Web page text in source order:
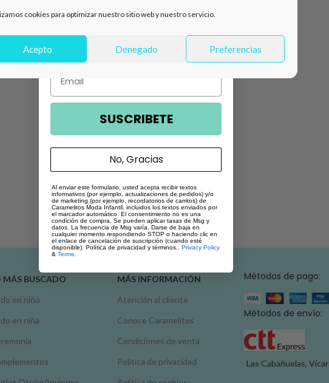
cookies para optimizar nuestro sitio web y nuestro servicio.
Acepto Denegado Preferencias
21,90€ 14,99€
MÁS BUSCADO
en niño
en niña
MÁS INFORMACIÓN
Atención al cliente
Conoce Caramelitos
Condiciones de venta
Política de privacidad
Métodos de pago:
Métodos de envío:
Las Cabañuelas, Vícar
SUSCRIBETE
No, Gracias
Al enviar este formulario, usted acepta recibir textos
informativos (por ejemplo, actualizaciones de pedidos) y/o
de marketing (por ejemplo, recordatorios de carritos) de
Caramelitos Moda Infantil, incluidos los textos enviados por
el marcador automático. El consentimiento no es una
condición de compra. Se pueden aplicar tasas de Msg y
datos. La frecuencia de Msg varía. Darse de baja en
cualquier momento respondiendo STOP o haciendo clic en
el enlace de cancelación de suscripción (cuando esté
disponible). Política de privacidad y términos.. Privacy Policy
& Terms